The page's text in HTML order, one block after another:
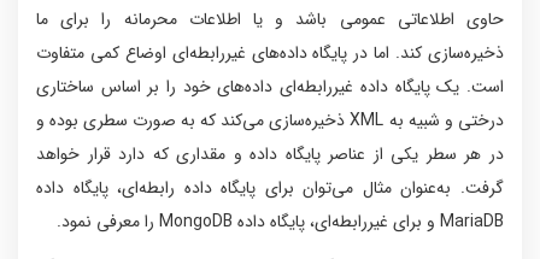
حاوی اطلاعاتی عمومی باشد و یا اطلاعات محرمانه را برای ما
ذخیره‌سازی کند. اما در پایگاه داده‌های غیررابطه‌ای اوضاع کمی متفاوت
است. یک پایگاه داده غیررابطه‌ای داده‌های خود را بر اساس ساختاری
درختی و شبیه به XML ذخیره‌سازی می‌کند که به صورت سطری بوده و
در هر سطر یکی از عناصر پایگاه داده و مقداری که دارد قرار خواهد
گرفت. به‌عنوان مثال می‌توان برای پایگاه داده رابطه‌ای، پایگاه داده
MariaDB و برای غیررابطه‌ای، پایگاه داده MongoDB را معرفی نمود.